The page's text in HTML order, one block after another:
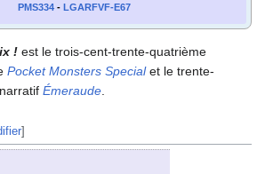
PMS334- LGARFVF-E67
! est le trois-cent-trente-quatrième
Pocket Monsters Specialet le trente-
Émeraude
]